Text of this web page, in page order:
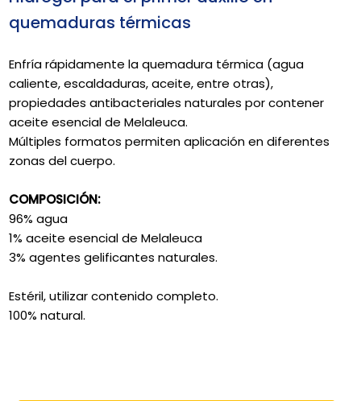
quemaduras térmicas
Enfría rápidamente la quemadura térmica (agua
caliente, escaldaduras, aceite, entre otras),
propiedades antibacteriales naturales por contener
aceite esencial de Melaleuca.
Múltiples formatos permiten aplicación en diferentes
zonas del cuerpo.
COMPOSICIÓN:
96% agua
1% aceite esencial de Melaleuca
3% agentes gelificantes naturales.
Estéril, utilizar contenido completo.
100% natural.